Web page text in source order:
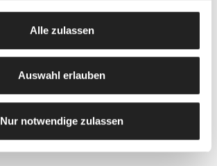
Alle zulassen
Auswahl erlauben
Nur notwendige zulassen